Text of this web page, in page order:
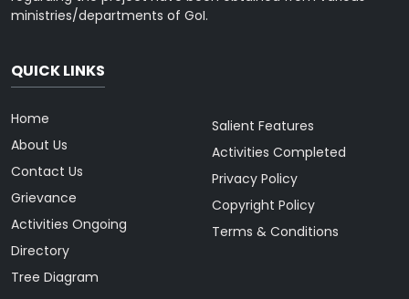
ministries/departments of GoI.
QUICK LINKS
Home
About Us
Contact Us
Grievance
Activities Ongoing
Directory
Tree Diagram
Salient Features
Activities Completed
Privacy Policy
Copyright Policy
Terms & Conditions